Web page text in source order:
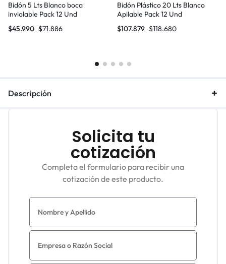
Bidón 5 Lts Blanco boca
inviolable Pack 12 Und
$45.990 $71.886
Bidón Plástico 20 Lts Blanco
Apilable Pack 12 Und
$107.879 $118.680
Descripción
Solicita tu
cotización
Completa el formulario para recibir una
cotización de este producto.